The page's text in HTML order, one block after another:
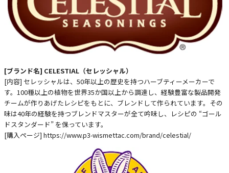
[ブランド名] CELESTIAL（セレッシャル）
[内容] セレッシャルは、50年以上の歴史を持つハーブティーメーカーで
す。100種以上の植物を世界35か国以上から調達し、経験豊富な製品開発
チームが作りあげたレシピをもとに、ブレンドして作られています。その
味は40年の経験を持つブレンドマスターが全て吟味し、レシピの “ゴール
ドスタンダード” を保っています。
[購入ページ] https://www.p3-wismettac.com/brand/celestial/